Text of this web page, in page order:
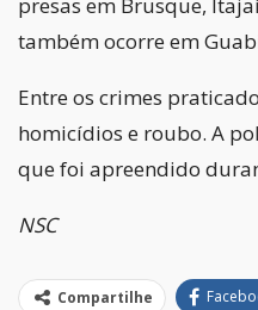
presas em Brusque,
também ocorre em
Entre os crimes
homicídios e roubo. A
que foi apreendido
NSC
Compartilhe